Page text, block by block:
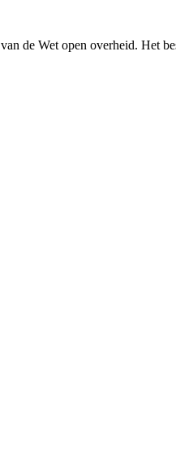
de Wet open overheid. Het